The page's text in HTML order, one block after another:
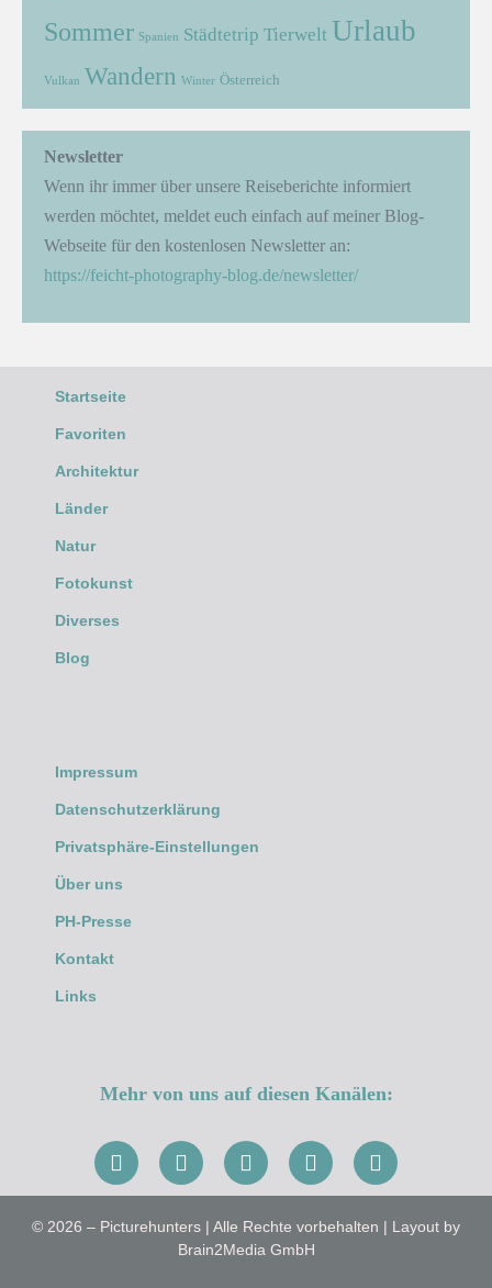
Sommer Spanien Städtetrip Tierwelt Urlaub
Vulkan Wandern Winter Österreich
Newsletter
Wenn ihr immer über unsere Reiseberichte informiert
werden möchtet, meldet euch einfach auf meiner Blog-
Webseite für den kostenlosen Newsletter an:
https://feicht-photography-blog.de/newsletter/
Startseite
Favoriten
Architektur
Länder
Natur
Fotokunst
Diverses
Blog
Impressum
Datenschutzerklärung
Privatsphäre-Einstellungen
Über uns
PH-Presse
Kontakt
Links
Mehr von uns auf diesen Kanälen:
© 2026 – Picturehunters | Alle Rechte vorbehalten | Layout by
Brain2Media GmbH